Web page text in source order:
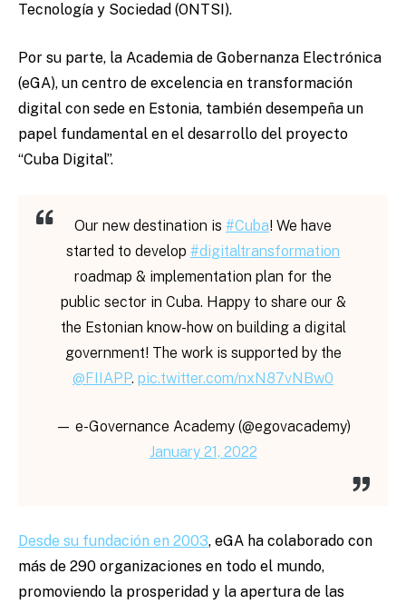
Tecnología y Sociedad (ONTSI).
Por su parte, la Academia de Gobernanza Electrónica
(eGA), un centro de excelencia en transformación
digital con sede en Estonia, también desempeña un
papel fundamental en el desarrollo del proyecto
“Cuba Digital”.
Our new destination is #Cuba! We have
started to develop #digitaltransformation
roadmap & implementation plan for the
public sector in Cuba. Happy to share our &
the Estonian know-how on building a digital
government! The work is supported by the
@FIIAPP. pic.twitter.com/nxN87vNBw0
— e-Governance Academy (@egovacademy)
January 21, 2022
Desde su fundación en 2003, eGA ha colaborado con
más de 290 organizaciones en todo el mundo,
promoviendo la prosperidad y la apertura de las